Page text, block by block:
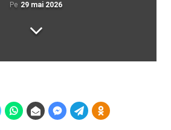
Pe 29 mai 2026